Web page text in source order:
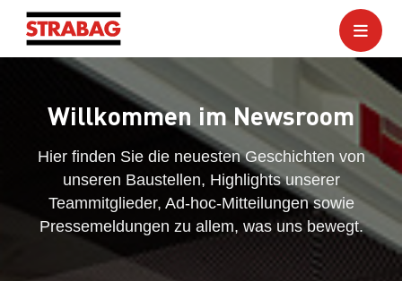
Willkommen im Newsroom
Hier finden Sie die neuesten Geschichten von
unseren Baustellen, Highlights unserer
Teammitglieder, Ad-hoc-Mitteilungen sowie
Pressemeldungen zu allem, was uns bewegt.